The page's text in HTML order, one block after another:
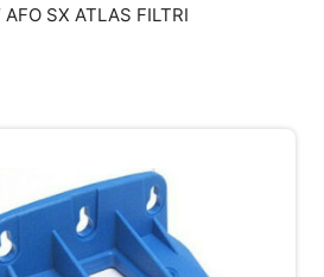
SX ATLAS FILTRI